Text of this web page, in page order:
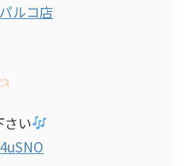
ルコ店
さい